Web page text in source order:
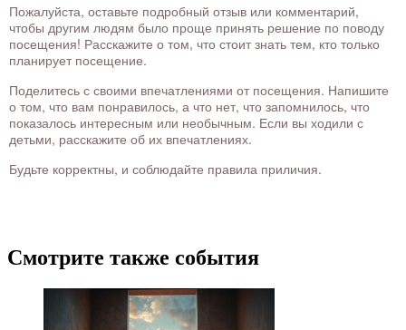
Пожалуйста, оставьте подробный отзыв или комментарий,
чтобы другим людям было проще принять решение по поводу
посещения! Расскажите о том, что стоит знать тем, кто только
планирует посещение.
Поделитесь с своими впечатлениями от посещения. Напишите
о том, что вам понравилось, а что нет, что запомнилось, что
показалось интересным или необычным. Если вы ходили с
детьми, расскажите об их впечатлениях.
Будьте корректны, и соблюдайте правила приличия.
Смотрите также события